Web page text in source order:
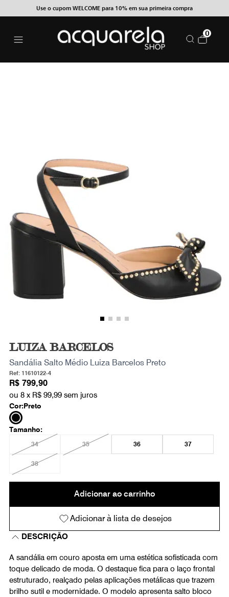
Use o cupom WELCOME para 10% em sua primeira compra
0
LUIZA BARCELOS
Sandália Salto Médio Luiza Barcelos Preto
Ref: 11610122-4
R$ 799,90
ou 8 x R$ 99,99 sem juros
Cor:Preto
Tamanho:
34 35 36 37
38
Adicionar ao carrinho
Adicionar à lista de desejos
DESCRIÇÃO
A sandália em couro aposta em uma estética sofisticada com
toque delicado de moda. O destaque fica para o laço frontal
estruturado, realçado pelas aplicações metálicas que trazem
brilho sutil e modernidade. O modelo apresenta salto bloco